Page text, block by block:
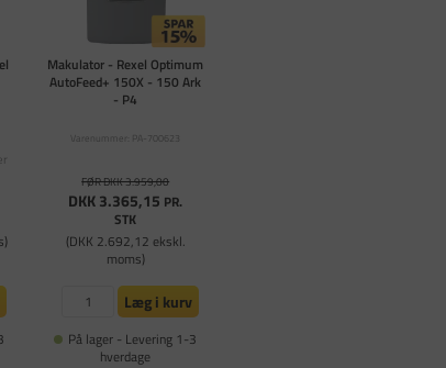
Makulator - Rexel Optimum
AutoFeed+ 150X - 150 Ark
- P4
Varenummer: PA-700623
FØR DKK 3.959,00
DKK 3.365,15 PR.
STK
(DKK 2.692,12 ekskl.
moms)
Læg i kurv
På lager - Levering 1-3
hverdage